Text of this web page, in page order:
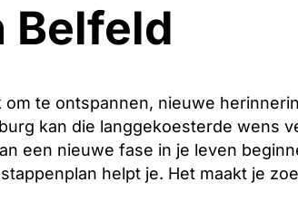
Belfeld
om te ontspannen, nieuwe
kan die langgekoesterde wens
een nieuwe fase in je leven
helpt je. Het maakt je